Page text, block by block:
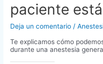
paciente
Deja un comentario /
Te explicamos cómo
durante una anestesia